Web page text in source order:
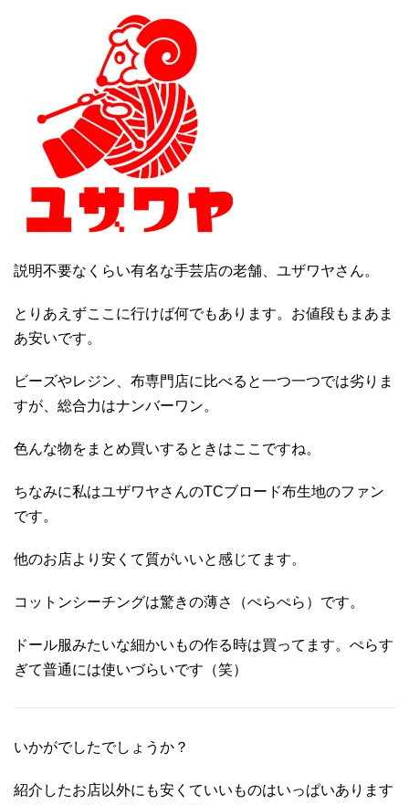
説明不要なくらい有名な手芸店の老舗、ユザワヤさん。
とりあえずここに行けば何でもあります。お値段もまあま
あ安いです。
ビーズやレジン、布専門店に比べると一つ一つでは劣りま
すが、総合力はナンバーワン。
色んな物をまとめ買いするときはここですね。
ちなみに私はユザワヤさんのTCブロード布生地のファン
です。
他のお店より安くて質がいいと感じてます。
コットンシーチングは驚きの薄さ（ぺらぺら）です。
ドール服みたいな細かいもの作る時は買ってます。ぺらす
ぎて普通には使いづらいです（笑）
いかがでしたでしょうか？
紹介したお店以外にも安くていいものはいっぱいあります